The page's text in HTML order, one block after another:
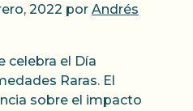
2022 por Andrés
celebra el Día
Raras. El
sobre el impacto